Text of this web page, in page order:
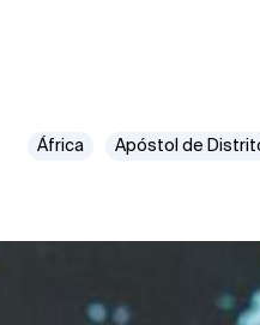
África Apóstol de